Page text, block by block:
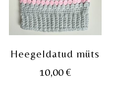
Heegeldatud müts
10,00 €